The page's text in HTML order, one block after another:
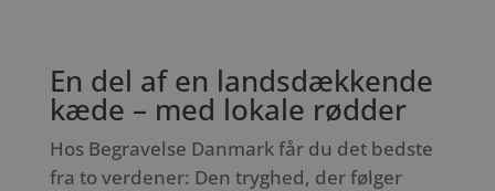
En del af en landsdækkende
kæde – med lokale rødder
Hos Begravelse Danmark får du det bedste
fra to verdener: Den tryghed, der følger